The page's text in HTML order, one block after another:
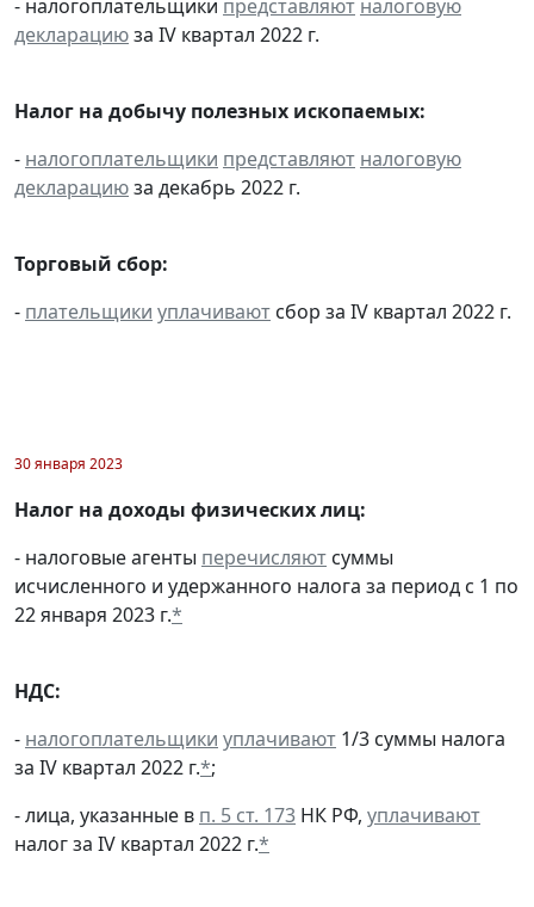
- налогоплательщики представляют налоговую
декларациюза IV квартал 2022 г.
Налог на добычу полезных ископаемых:
- налогоплательщики представляют налоговую
декларациюза декабрь 2022 г.
Торговый сбор:
- плательщики уплачивают сбор за IV квартал 2022 г.
30 января 2023
Налог на доходы физических лиц:
- налоговые агенты перечисляют суммы
исчисленного и удержанного налога за период с 1 по
22 января 2023 г.*
НДС:
- налогоплательщики уплачивают 1/3 суммы налога
за IV квартал 2022 г.*;
- лица, указанные в п. 5 ст. 173 НК РФ, уплачивают
налог за IV квартал 2022 г.*